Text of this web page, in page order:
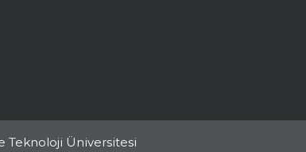
Teknoloji Üniversitesi